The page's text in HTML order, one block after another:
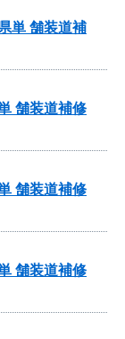
単 舗装道補
舗装道補修
舗装道補修
舗装道補修